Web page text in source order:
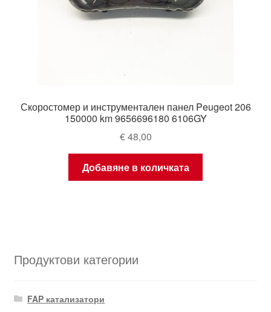
Скоростомер и инструментален панел Peugeot 206
150000 km 9656696180 6106GY
€48,00
Добавяне в количката
Продуктови категории
FAP катализатори